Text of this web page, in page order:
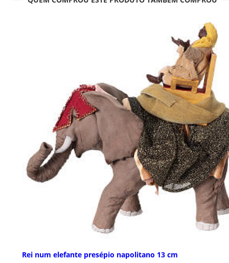
Rei num elefante presépio napolitano 13 cm